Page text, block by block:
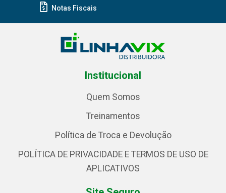
Notas Fiscais
Institucional
Quem Somos
Treinamentos
Política de Troca e Devolução
POLÍTICA DE PRIVACIDADE E TERMOS DE USO DE
APLICATIVOS